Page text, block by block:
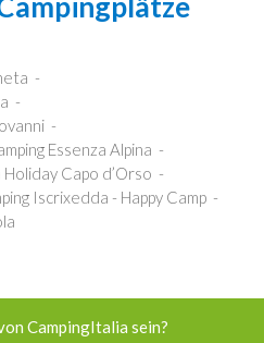
Essenza Alpina
Holiday Capo d’Orso
Iscrixedda - Happy Camp
CampingItalia sein?